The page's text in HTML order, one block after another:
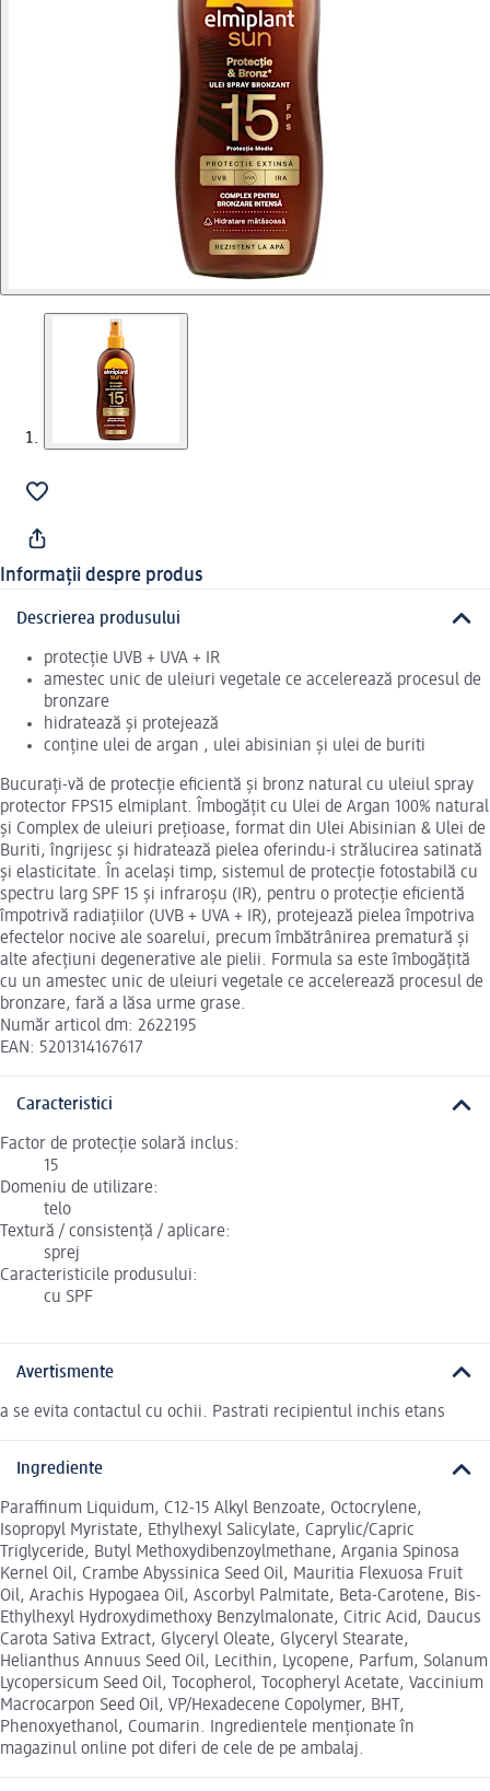
Informații despre produs
Descrierea produsului
protecție UVB + UVA + IR
amestec unic de uleiuri vegetale ce accelerează procesul de
bronzare
hidratează și protejează
conține ulei de argan , ulei abisinian și ulei de buriti
Bucurați-vă de protecție eficientă și bronz natural cu uleiul spray
protector FPS15 elmiplant. Îmbogățit cu Ulei de Argan 100% natural
și Complex de uleiuri prețioase, format din Ulei Abisinian & Ulei de
Buriti, îngrijesc și hidratează pielea oferindu-i strălucirea satinată
și elasticitate. În același timp, sistemul de protecție fotostabilă cu
spectru larg SPF 15 și infraroșu (IR), pentru o protecție eficientă
împotrivă radiațiilor (UVB + UVA + IR), protejează pielea împotriva
efectelor nocive ale soarelui, precum îmbătrânirea prematură și
alte afecțiuni degenerative ale pielii. Formula sa este îmbogățită
cu un amestec unic de uleiuri vegetale ce accelerează procesul de
bronzare, fară a lăsa urme grase.
Număr articol dm: 2622195
EAN: 5201314167617
Caracteristici
Factor de protecție solară inclus:
15
Domeniu de utilizare:
telo
Textură / consistență / aplicare:
sprej
Caracteristicile produsului:
cu SPF
Avertismente
a se evita contactul cu ochii. Pastrati recipientul inchis etans
Ingrediente
Paraffinum Liquidum, C12-15 Alkyl Benzoate, Octocrylene,
Isopropyl Myristate, Ethylhexyl Salicylate, Caprylic/Capric
Triglyceride, Butyl Methoxydibenzoylmethane, Argania Spinosa
Kernel Oil, Crambe Abyssinica Seed Oil, Mauritia Flexuosa Fruit
Oil, Arachis Hypogaea Oil, Ascorbyl Palmitate, Beta-Carotene, Bis-
Ethylhexyl Hydroxydimethoxy Benzylmalonate, Citric Acid, Daucus
Carota Sativa Extract, Glyceryl Oleate, Glyceryl Stearate,
Helianthus Annuus Seed Oil, Lecithin, Lycopene, Parfum, Solanum
Lycopersicum Seed Oil, Tocopherol, Tocopheryl Acetate, Vaccinium
Macrocarpon Seed Oil, VP/Hexadecene Copolymer, BHT,
Phenoxyethanol, Coumarin. Ingredientele menționate în
magazinul online pot diferi de cele de pe ambalaj.